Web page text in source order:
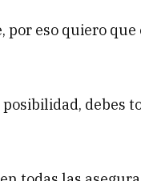
eso quiero
debes